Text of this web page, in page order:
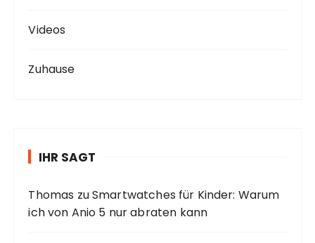
Videos
Zuhause
IHR SAGT
Thomas zuSmartwatches für Kinder: Warum
ich von Anio 5 nur abraten kann